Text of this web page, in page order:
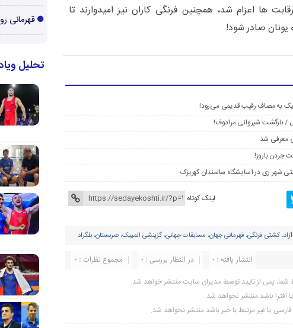
ها اعزام شد، همچنین فرنگی کاران نیز امیدوارند تا
یونان صادر شود!
به مصاف رقیب قدیمی می‌رود!
/ بازگشت شیروانی مرادوف!
معرفی شد
جردن باروز!
شهر ری در آسایشگاه سالمندان کهریزک
لینک کوتاه
کشتی فرنگی، قهرمانی جهان، مسابقات جهانی، گزینشی المپیک، صربستان، بلگراد
مجموع نظرات : 0 در انتظار بررسی : 0 انتشار یافته : ۰
شما، پس از تایید توسط مدیران سایت منتشر خواهد شد.
افترا باشد منتشر نخواهد شد.
فارسی یا غیر مرتبط با خبر باشد منتشر نخواهد شد.
قهرمانی روسیه ۲۰۲۶ /
تحلیل